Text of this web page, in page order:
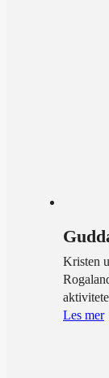
Kristen
Les mer